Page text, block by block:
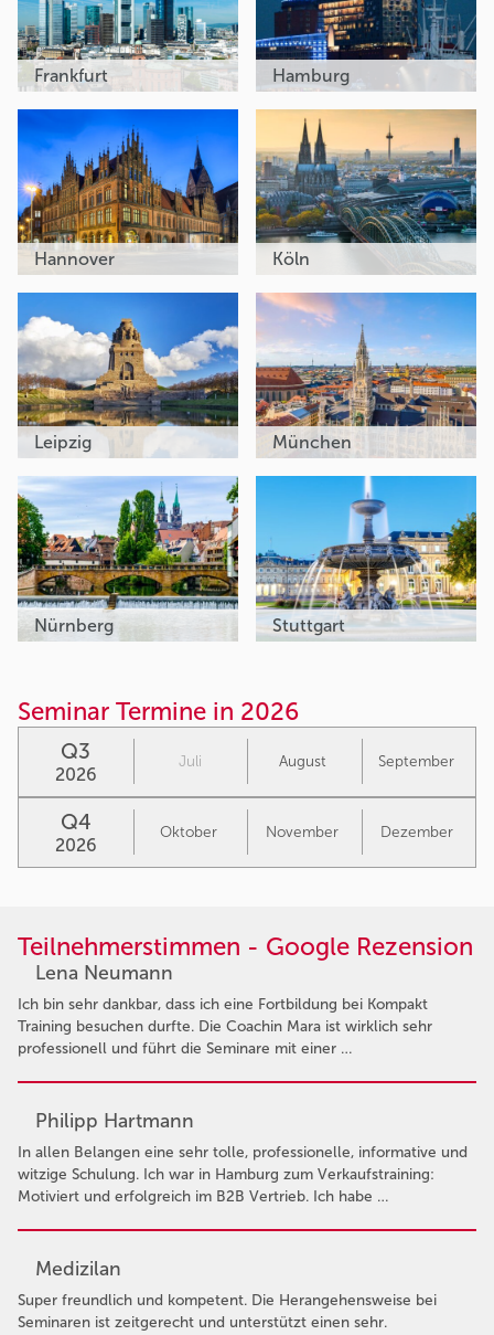
Teilnehmerstimmen - Google Rezension
Lena Neumann
Ich bin sehr dankbar, dass ich eine Fortbildung bei Kompakt
Training besuchen durfte. Die Coachin Mara ist wirklich sehr
professionell und führt die Seminare mit einer …
Philipp Hartmann
In allen Belangen eine sehr tolle, professionelle, informative und
witzige Schulung. Ich war in Hamburg zum Verkaufstraining:
Motiviert und erfolgreich im B2B Vertrieb. Ich habe …
Medizilan
Super freundlich und kompetent. Die Herangehensweise bei
Seminaren ist zeitgerecht und unterstützt einen sehr.
Frankfurt Hamburg
Hannover Köln
Leipzig München
Nürnberg Stuttgart
Seminar Termine in 2026
Q3
2026
Juli August September
Q4
2026
Oktober November Dezember